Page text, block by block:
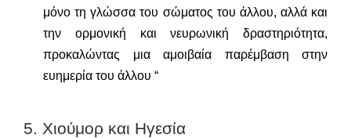
μόνο τη γλώσσα του σώματος του άλλου, αλλά και
την ορμονική και νευρωνική δραστηριότητα,
προκαλώντας μια αμοιβαία παρέμβαση στην
ευημερία του άλλου “
5. Χιούμορ και Ηγεσία